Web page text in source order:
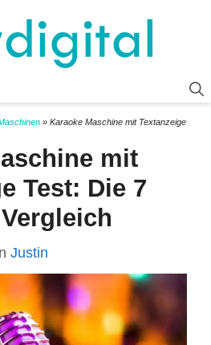
» Karaoke Maschine mit Textanzeige
mit
Test: Die 7
Justin